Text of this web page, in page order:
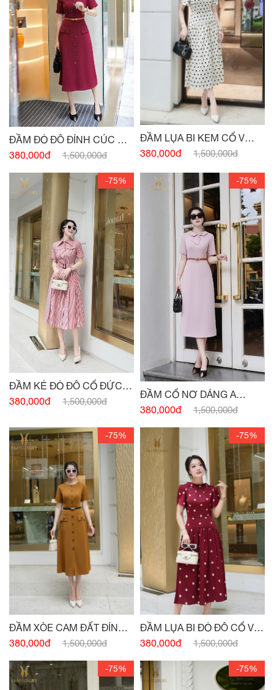
ĐẦM ĐỎ ĐÔ ĐÍNH CÚC HAI
TÚI
380,000đ 1,500,000đ
ĐẦM LỤA BI KEM CỔ V
SAU
380,000đ 1,500,000đ
-75%
ĐẦM KẺ ĐỎ ĐÔ CỔ ĐỨC
ĐAI EO
380,000đ 1,500,000đ
-75%
ĐẦM CỔ NƠ DÁNG A
HỒNG PASTEL
380,000đ 1,500,000đ
-75%
ĐẦM XÒE CAM ĐẤT ĐÍNH
CÚC
380,000đ 1,500,000đ
-75%
ĐẦM LỤA BI ĐỎ ĐÔ CỔ V
SAU
380,000đ 1,500,000đ
-75% -75%